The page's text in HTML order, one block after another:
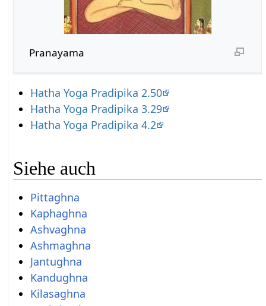
Pranayama
Hatha Yoga Pradipika 2.50
Hatha Yoga Pradipika 3.29
Hatha Yoga Pradipika 4.2
Siehe auch
Pittaghna
Kaphaghna
Ashvaghna
Ashmaghna
Jantughna
Kandughna
Kilasaghna